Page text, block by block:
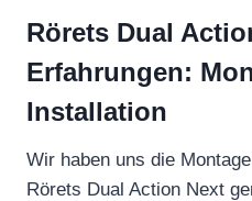
Rörets Dual
Erfahrungen:
Installation
Wir haben uns die
Rörets Dual Action Next